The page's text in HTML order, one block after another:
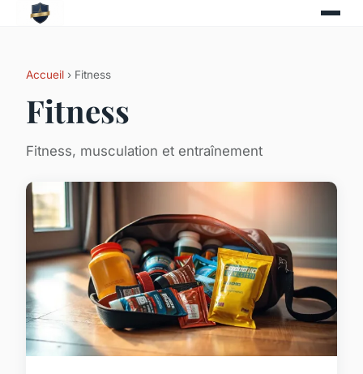
Accueil › Fitness
Fitness
Fitness, musculation et entraînement